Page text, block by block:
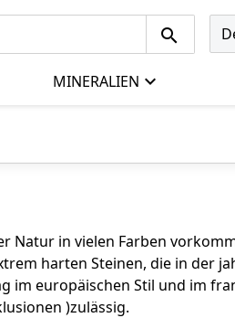
MINERALIEN
Natur in vielen Farben
harten Steinen, die in der
im europäischen Stil und im
)zulässig.